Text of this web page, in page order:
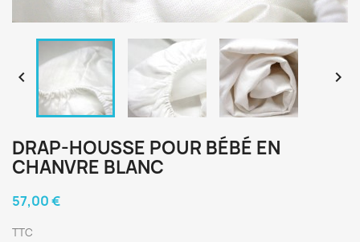
 
DRAP-HOUSSE POUR BÉBÉ EN
CHANVRE BLANC
57,00 €
TTC